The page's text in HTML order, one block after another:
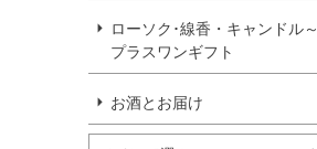
ローソク･線香・キャンドル～
プラスワンギフト
お酒とお届け